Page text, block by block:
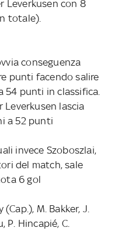
Leverkusen con 8
totale).
conseguenza
punti facendo salire
54 punti in classifica.
lascia
a 52 punti
invece Szoboszlai,
del match, sale
6 gol
M. Bakker, J.
P. Hincapié, C.